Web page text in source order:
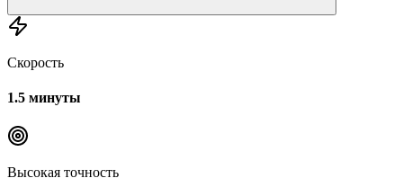
Скорость
1.5 минуты
Высокая точность